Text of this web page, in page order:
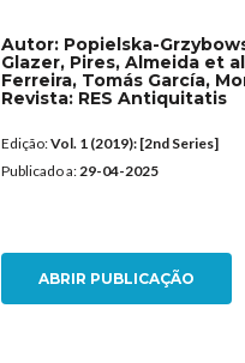
Autor: Popielska-
Glazer, Pires, Almeida et
Ferreira, Tomás García,
Revista: RES Antiquitatis
Edição:Vol. 1 (2019): [2nd Series]
Publicado a: 29-04-2025
ABRIR PUBLICAÇÃO